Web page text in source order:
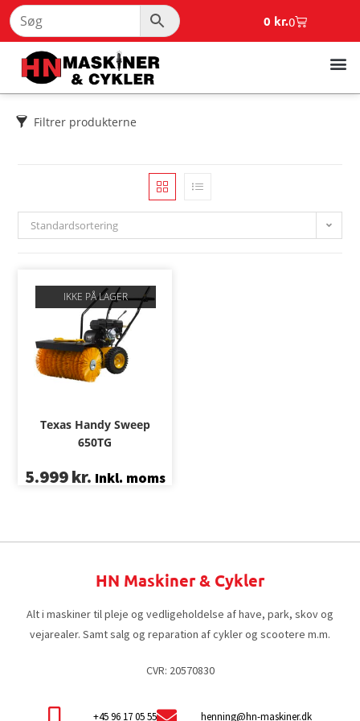
0 kr.0
Filtrer produkterne
Standardsortering
IKKE PÅ LAGER
Texas Handy Sweep
650TG
5.999kr. Inkl. moms
HN Maskiner & Cykler
Alt i maskiner til pleje og vedligeholdelse af have, park, skov og
vejarealer. Samt salg og reparation af cykler og scootere m.m.
CVR: 20570830
+45 96 17 05 55 henning@hn-maskiner.dk